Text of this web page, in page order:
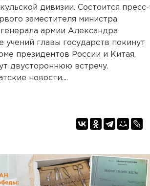
дивизии. Состоится пресс-
заместителя министра
армии Александра
учений главы государств покинут
президентов России и Китая,
двустороннюю встречу.
новости....